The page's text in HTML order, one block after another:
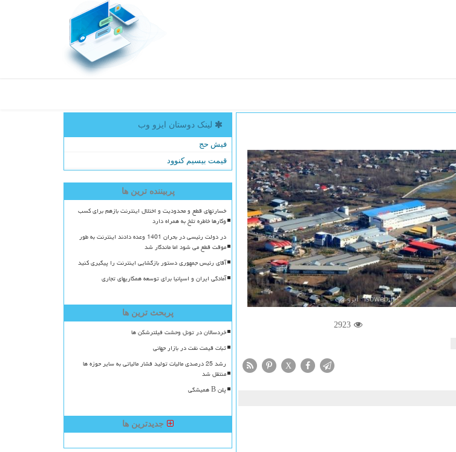
2923
X
لینک دوستان ایزو وب
فیش حج
قیمت بیسیم کنوود
پربیننده ترین ها
خسارتهای قطع و محدودیت و اختلال اینترنت بازهم برای کسب
وکارها خاطره تلخ به همراه دارد
در دولت رئیسی در بحران 1401 وعده دادند اینترنت به طور
موقت قطع می شود اما ماندگار شد
آقای رئیس جمهوری دستور بازگشایی اینترنت را پیگیری کنید
آمادگی ایران و اسپانیا برای توسعه همکاریهای تجاری
پربحث ترین ها
خردسالان در تونل وحشت فیلترشکن ها
ثبات قیمت نفت در بازار جهانی
رشد 25 درصدی مالیات تولید فشار مالیاتی به سایر حوزه ها
منتقل شد
پلن B همیشگی
جدیدترین ها